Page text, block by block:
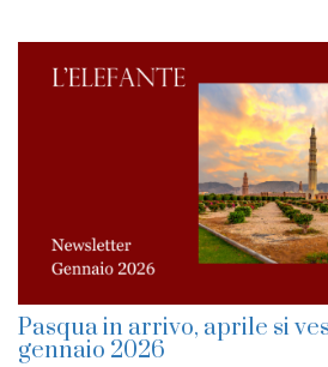
Pasqua in arrivo, aprile si
gennaio 2026